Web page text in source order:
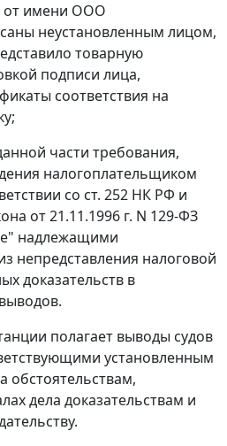
от имени ООО
неустановленным лицом,
товарную
подписи лица,
соответствия на
части требования,
налогоплательщиком
со ст. 252 НК РФ и
от 21.11.1996 г. N 129-ФЗ
надлежащими
непредставления налоговой
доказательств в
полагает выводы судов
установленным
обстоятельствам,
дела доказательствам и